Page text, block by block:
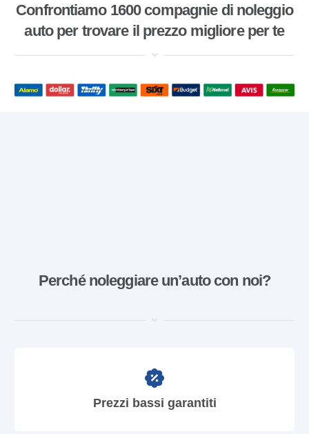
Confrontiamo 1600 compagnie di noleggio
auto per trovare il prezzo migliore per te
Perché noleggiare un’auto con noi?
Prezzi bassi garantiti